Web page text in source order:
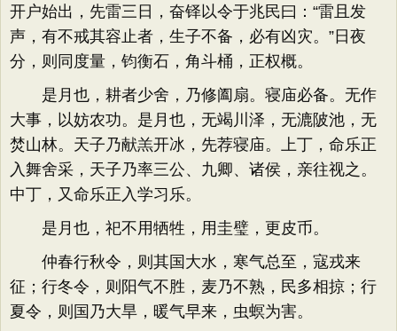
开户始出，先雷三日，奋铎以令于兆民曰：“雷且发
声，有不戒其容止者，生子不备，必有凶灾。”日夜
分，则同度量，钧衡石，角斗桶，正权概。
是月也，耕者少舍，乃修阖扇。寝庙必备。无作
大事，以妨农功。是月也，无竭川泽，无漉陂池，无
焚山林。天子乃献羔开冰，先荐寝庙。上丁，命乐正
入舞舍采，天子乃率三公、九卿、诸侯，亲往视之。
中丁，又命乐正入学习乐。
是月也，祀不用牺牲，用圭璧，更皮币。
仲春行秋令，则其国大水，寒气总至，寇戎来
征；行冬令，则阳气不胜，麦乃不熟，民多相掠；行
夏令，则国乃大旱，暖气早来，虫螟为害。